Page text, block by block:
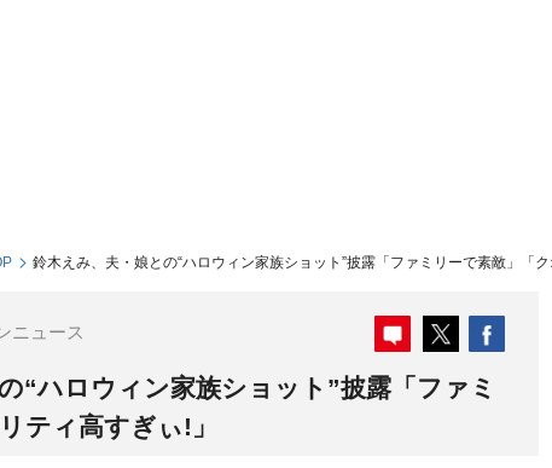
鈴木えみ、夫・娘との“ハロウィン家族ショット”披露「ファミリーで素敵」「ク
ニュース
“ハロウィン家族ショット”披露「ファミ
ティ高すぎぃ!」